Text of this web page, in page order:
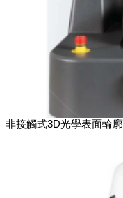
非接觸式3D光學表面輪